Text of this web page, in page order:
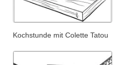
Kochstunde mit Colette Tatou